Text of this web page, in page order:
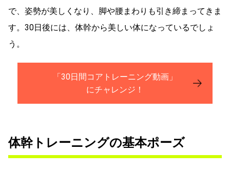
で、姿勢が美しくなり、脚や腰まわりも引き締まってきま
す。30日後には、体幹から美しい体になっているでしょ
う。
「30日間コアトレーニング動画」
にチャレンジ！
体幹トレーニングの基本ポーズ